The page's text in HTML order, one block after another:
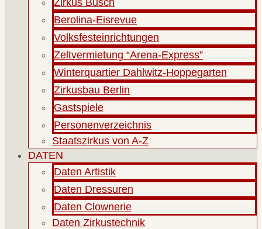
Berolina-Eisrevue
Volksfesteinrichtungen
Zeltvermietung “Arena-Express”
Winterquartier Dahlwitz-Hoppegarten
Zirkusbau Berlin
Gastspiele
Personenverzeichnis
Staatszirkus von A-Z
DATEN
Daten Artistik
Daten Dressuren
Daten Clownerie
Daten Zirkustechnik